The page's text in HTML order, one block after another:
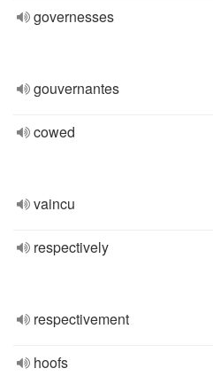
governesses
gouvernantes
cowed
vaincu
respectively
respectivement
hoofs